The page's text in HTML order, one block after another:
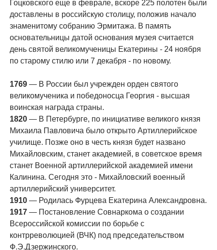
Гоцковского еще в феврале, вскоре 225 полотен были
доставлены в российскую столицу, положив начало
знаменитому собранию Эрмитажа. В память
основательницы датой основания музея считается
день святой великомученицы Екатерины - 24 ноября
по старому стилю или 7 декабря - по новому.
1769 — В России был учрежден орден святого
великомученика и победоносца Георгия - высшая
воинская награда страны.
1820 — В Петербурге, по инициативе великого князя
Михаила Павловича было открыто Артиллерийское
училище. Позже оно в честь князя будет названо
Михайловским, станет академией, в советское время
станет Военной артиллерийской академией имени
Калинина. Сегодня это - Михайловский военный
артиллерийский университет.
1910 — Родилась Фурцева Екатерина Александровна.
1917 — Постановление Совнаркома о создании
Всероссийской комиссии по борьбе с
контрреволюцией (ВЧК) под председательством
Ф.Э.Дзержинского.